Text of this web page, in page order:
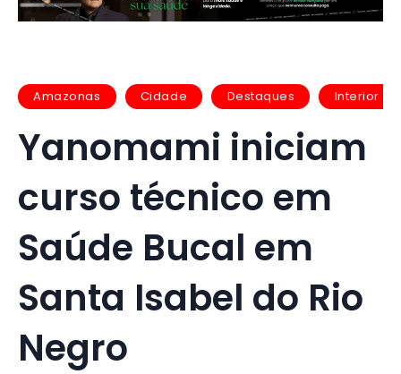
Amazonas Cidade Destaques Interior
Yanomami iniciam
curso técnico em
Saúde Bucal em
Santa Isabel do Rio
Negro